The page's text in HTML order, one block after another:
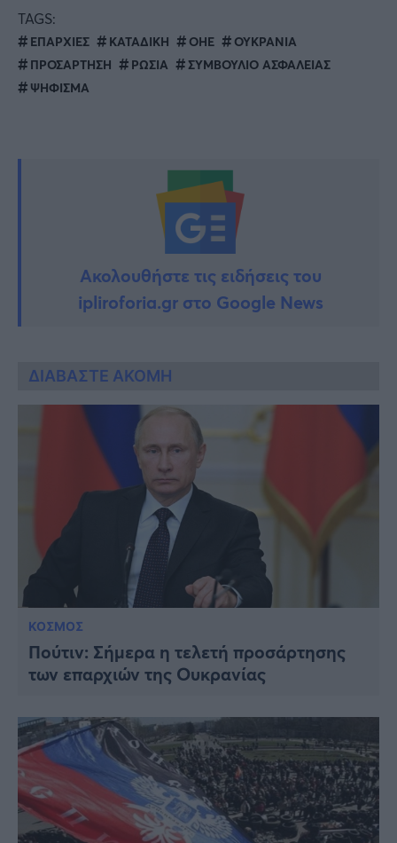
TAGS:
ΕΠΑΡΧΙΕΣ ΚΑΤΑΔΙΚΗ ΟΗΕ
ΟΥΚΡΑΝΙΑ
ΠΡΟΣΑΡΤΗΣΗ
ΡΩΣΙΑ
ΣΥΜΒΟΥΛΙΟ ΑΣΦΑΛΕΙΑΣ
ΨΗΦΙΣΜΑ
Ακολουθήστε τις ειδήσεις του
ipliroforia.gr στο Google News
ΔΙΑΒΑΣΤΕ ΑΚΟΜΗ
ΚΟΣΜΟΣ
Πούτιν: Σήμερα η τελετή προσάρτησης
των επαρχιών της Ουκρανίας